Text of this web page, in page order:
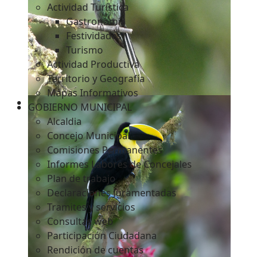
Actividad Turística
Gastronomía
Festividades
Turismo
Actividad Productiva
Territorio y Geografía
Mapas Informativos
GOBIERNO MUNICIPAL
Alcaldia
Concejo Municipal
Comisiones Permanentes
Informes Labores de Concejales
Plan de trabajo
Declaraciones Juramentadas
Tramites y servicios
Consultas web
Participación Ciudadana
Rendición de cuentas